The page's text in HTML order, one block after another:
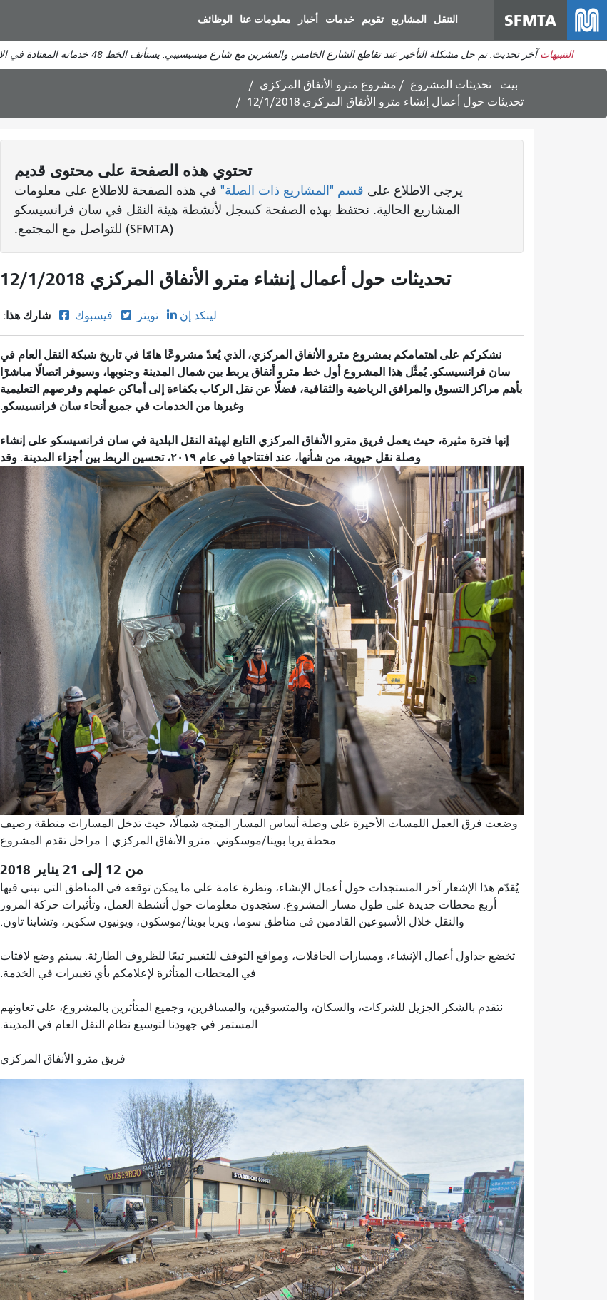
المحتوى
الرئيسي
SFMTA التنقل المشاريع تقويم خدمات أخبار معلومات عنا الوظائف
التنبيهات آخر تحديث: تم حل مشكلة التأخير عند تقاطع الشارع الخامس والعشرين مع شارع ميسيسيبي. يستأنف الخط 48 خدماته المعتادة في الاتجاهين.
بيت تحديثات المشروع
مشروع مترو الأنفاق المركزي
تحديثات حول أعمال إنشاء مترو الأنفاق المركزي 12/1/2018
تحتوي هذه الصفحة على محتوى قديم
يرجى الاطلاع على قسم "المشاريع ذات الصلة"في هذه الصفحة للاطلاع على معلومات
المشاريع الحالية. نحتفظ بهذه الصفحة كسجل لأنشطة هيئة النقل في سان فرانسيسكو
(SFMTA) للتواصل مع المجتمع.
تحديثات حول أعمال إنشاء مترو الأنفاق المركزي 12/1/2018
شارك هذا: فيسبوك تويتر لينكد إن
نشكركم على اهتمامكم بمشروع مترو الأنفاق المركزي، الذي يُعدّ مشروعًا هامًا في تاريخ شبكة النقل العام في
سان فرانسيسكو. يُمثّل هذا المشروع أول خط مترو أنفاق يربط بين شمال المدينة وجنوبها، وسيوفر اتصالًا مباشرًا
بأهم مراكز التسوق والمرافق الرياضية والثقافية، فضلًا عن نقل الركاب بكفاءة إلى أماكن عملهم وفرصهم التعليمية
وغيرها من الخدمات في جميع أنحاء سان فرانسيسكو.
إنها فترة مثيرة، حيث يعمل فريق مترو الأنفاق المركزي التابع لهيئة النقل البلدية في سان فرانسيسكو على إنشاء
وصلة نقل حيوية، من شأنها، عند افتتاحها في عام ٢٠١٩، تحسين الربط بين أجزاء المدينة. وقد
وضعت فرق العمل اللمسات الأخيرة على وصلة أساس المسار المتجه شمالًا، حيث تدخل المسارات منطقة رصيف
محطة يربا بوينا/موسكوني. مترو الأنفاق المركزي | مراحل تقدم المشروع
من 12 إلى 21 يناير 2018
يُقدّم هذا الإشعار آخر المستجدات حول أعمال الإنشاء، ونظرة عامة على ما يمكن توقعه في المناطق التي نبني فيها
أربع محطات جديدة على طول مسار المشروع. ستجدون معلومات حول أنشطة العمل، وتأثيرات حركة المرور
والنقل خلال الأسبوعين القادمين في مناطق سوما، ويربا بوينا/موسكون، ويونيون سكوير، وتشاينا تاون.
تخضع جداول أعمال الإنشاء، ومسارات الحافلات، ومواقع التوقف للتغيير تبعًا للظروف الطارئة. سيتم وضع لافتات
في المحطات المتأثرة لإعلامكم بأي تغييرات في الخدمة.
نتقدم بالشكر الجزيل للشركات، والسكان، والمتسوقين، والمسافرين، وجميع المتأثرين بالمشروع، على تعاونهم
المستمر في جهودنا لتوسيع نظام النقل العام في المدينة.
فريق مترو الأنفاق المركزي